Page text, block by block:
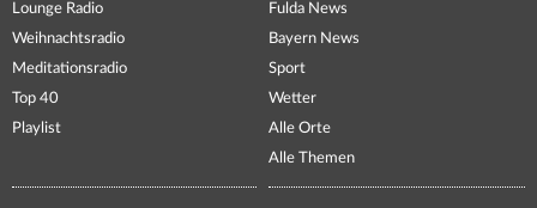
Lounge Radio
Weihnachtsradio
Meditationsradio
Top 40
Playlist
Fulda News
Bayern News
Sport
Wetter
Alle Orte
Alle Themen